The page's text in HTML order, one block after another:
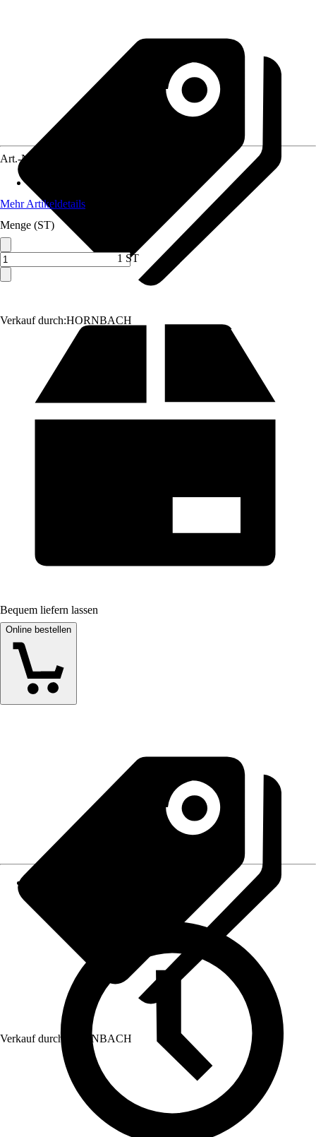
Verkauf durch:HORNBACH
Art.-Nr.
Mehr Artikeldetails
Menge (ST)
1 ST
Bequem liefern lassen
Online bestellen
Verkauf durch: HORNBACH